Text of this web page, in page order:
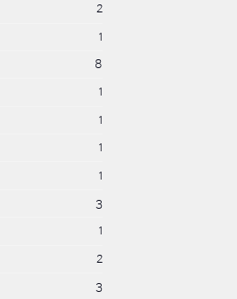
2
1
8
1
1
1
1
3
1
2
3